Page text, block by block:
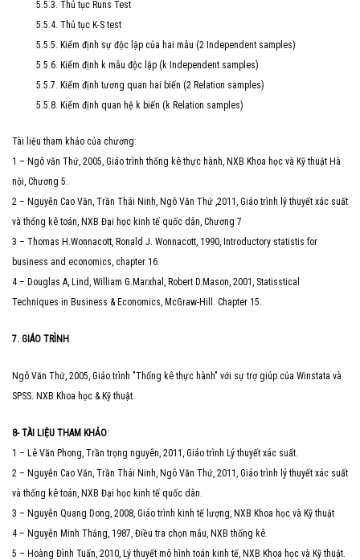
5.5.3. Thủ tục Runs Test
5.5.4. Thủ tục K-S test
5.5.5. Kiểm định sự độc lập của hai mẫu (2 Independent samples)
5.5.6. Kiểm định k mẫu độc lập (k Independent samples)
5.5.7. Kiểm định tương quan hai biến (2 Relation samples)
5.5.8. Kiểm định quan hệ k biến (k Relation samples)
Tài liệu tham khảo của chương:
1 – Ngô văn Thứ, 2005, Giáo trình thống kê thực hành, NXB Khoa học và Kỹ thuật Hà
nội, Chương 5.
2 – Nguyễn Cao Văn, Trần Thái Ninh, Ngô Văn Thứ ,2011, Giáo trình lý thuyết xác suất
và thống kê toán, NXB Đại học kinh tế quốc dân, Chương 7
3 – Thomas H.Wonnacott, Ronald J. Wonnacott, 1990, Introductory statistis for
business and economics, chapter 16.
4 – Douglas A, Lind, William G.Marxhal, Robert D.Mason, 2001, Statisstical
Techniques in Business & Economics, McGraw-Hill. Chapter 15.
7. GIÁO TRÌNH
Ngô Văn Thứ, 2005, Giáo trình "Thống kê thực hành" với sự trợ giúp của Winstata và
SPSS. NXB Khoa học & Kỹ thuật.
8- TÀI LIỆU THAM KHẢO:
1 – Lê Văn Phong, Trần trọng nguyên, 2011, Giáo trình Lý thuyết xác suất.
2 – Nguyễn Cao Văn, Trần Thái Ninh, Ngô Văn Thứ, 2011, Giáo trình lý thuyết xác suất
và thống kê toán, NXB Đại học kinh tế quốc dân.
3 – Nguyễn Quang Dong, 2008, Giáo trình kinh tế lượng, NXB Khoa học và Kỹ thuật
4 – Nguyễn Minh Thắng, 1987, Điều tra chọn mẫu, NXB thống kê.
5 – Hoàng Đình Tuấn, 2010, Lý thuyết mô hình toán kinh tế, NXB Khoa học và Kỹ thuật.